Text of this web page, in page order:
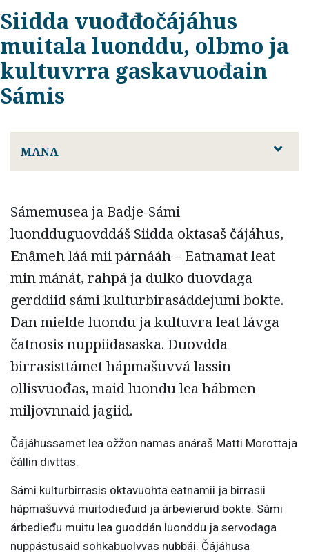
Siidda vuođđočájáhus
muitala luonddu, olbmo ja
kultuvrra gaskavuođain
Sámis
MANA
Sámemusea ja Badje-Sámi
luondduguovddáš Siidda oktasaš čájáhus,
Enâmeh láá mii párnááh – Eatnamat leat
min mánát, rahpá ja dulko duovdaga
gerddiid sámi kulturbirasáddejumi bokte.
Dan mielde luondu ja kultuvra leat lávga
čatnosis nuppiidasaska. Duovdda
birrasisttámet hápmašuvvá lassin
ollisvuođas, maid luondu lea hábmen
miljovnnaid jagiid.
Čájáhussamet lea ožžon namas anáraš Matti Morottaja
čállin divttas.
Sámi kulturbirrasis oktavuohta eatnamii ja birrasii
hápmašuvvá muitodieđuid ja árbevieruid bokte. Sámi
árbedieđu muitu lea guoddán luonddu ja servodaga
nuppástusaid sohkabuolvvas nubbái. Čájáhusa